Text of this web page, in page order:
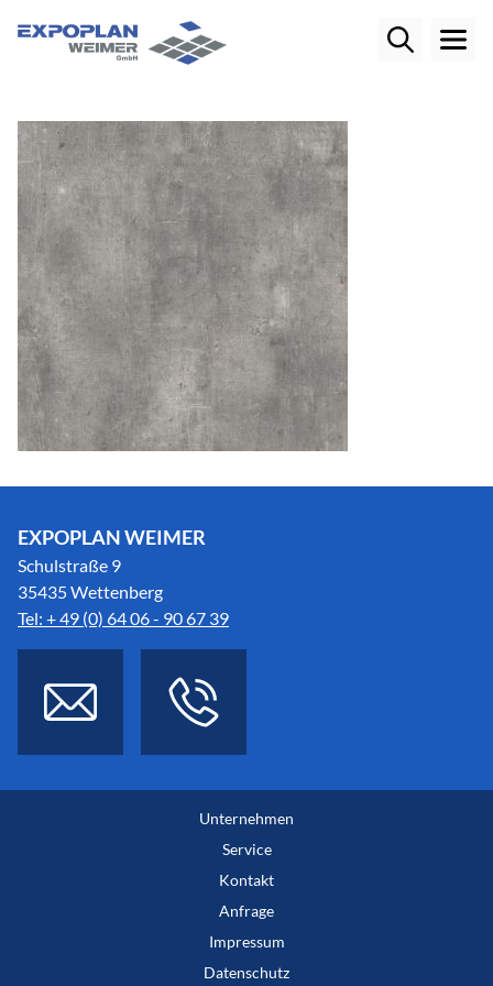
EXPOPLAN WEIMER
Schulstraße 9
35435 Wettenberg
Tel: + 49 (0) 64 06 - 90 67 39
Unternehmen
Service
Kontakt
Anfrage
Impressum
Datenschutz